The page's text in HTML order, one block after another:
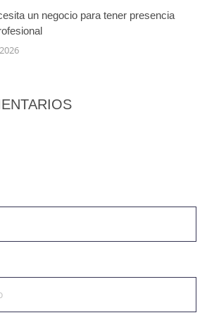
un negocio para tener presencia